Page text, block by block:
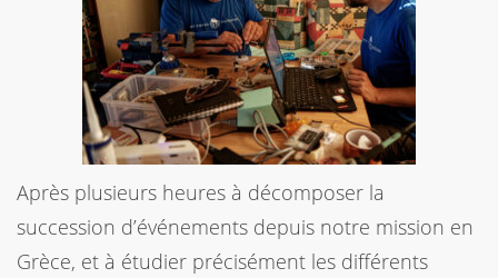
Après plusieurs heures à décomposer la
succession d’événements depuis notre mission en
Grèce, et à étudier précisément les différents